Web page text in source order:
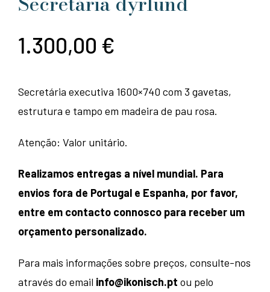
1.300,00 €
Secretária executiva 1600×740 com 3 gavetas,
estrutura e tampo em madeira de pau rosa.
Atenção: Valor unitário.
Realizamos entregas a nível mundial. Para
envios fora de Portugal e Espanha, por favor,
entre em contacto connosco para receber um
orçamento personalizado.
Para mais informações sobre preços, consulte-nos
através do email info@ikonisch.pt ou pelo